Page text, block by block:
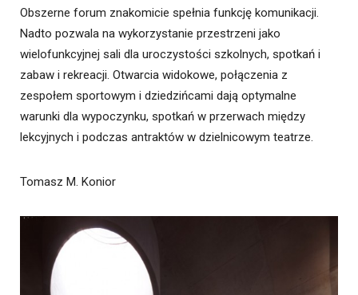
Obszerne forum znakomicie spełnia funkcję komunikacji.
Nadto pozwala na wykorzystanie przestrzeni jako
wielofunkcyjnej sali dla uroczystości szkolnych, spotkań i
zabaw i rekreacji. Otwarcia widokowe, połączenia z
zespołem sportowym i dziedzińcami dają optymalne
warunki dla wypoczynku, spotkań w przerwach między
lekcyjnych i podczas antraktów w dzielnicowym teatrze.
Tomasz M. Konior